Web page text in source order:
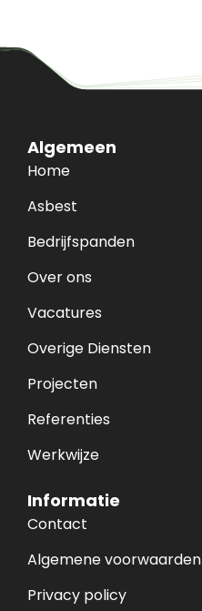
Algemeen
Home
Asbest
Bedrijfspanden
Over ons
Vacatures
Overige Diensten
Projecten
Referenties
Werkwijze
Informatie
Contact
Algemene voorwaarden
Privacy policy